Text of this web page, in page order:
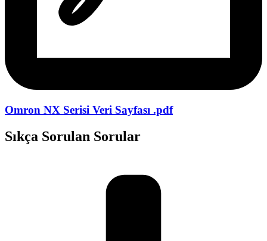
Omron NX Serisi Veri Sayfası .pdf
Sıkça Sorulan Sorular